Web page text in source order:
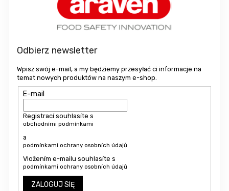
Odbierz newsletter
Wpisz swój e-mail, a my będziemy przesyłać ci informacje na
temat nowych produktów na naszym e-shop.
E-mail
Registrací souhlasíte s
obchodními podmínkami
a
podmínkami ochrany osobních údajů
Vložením e-mailu souhlasíte s
podmínkami ochrany osobních údajů
ZALOGUJ SIĘ